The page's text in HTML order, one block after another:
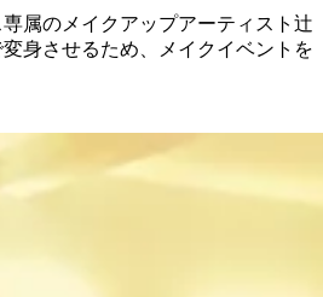
属のメイクアップアーティスト辻
身させるため、メイクイベントを